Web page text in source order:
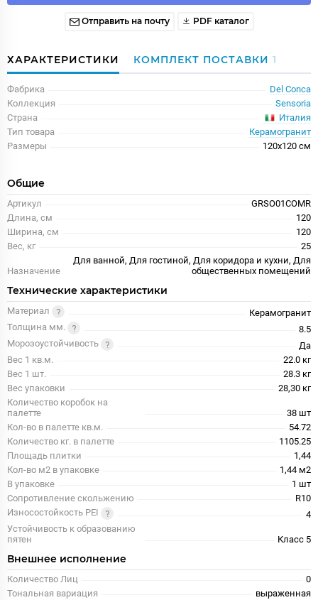
Отправить на почту PDF каталог
ХАРАКТЕРИСТИКИ КОМПЛЕКТ ПОСТАВКИ 1
Фабрика
Del Conca
Коллекция
Sensoria
Страна
Италия
Тип товара
Керамогранит
Размеры
120x120 см
Общие
Артикул
GRSO01COMR
Длина, см
120
Ширина, см
120
Вес, кг
25
Назначение
Для ванной, Для гостиной, Для коридора и кухни, Для
общественных помещений
Технические характеристики
Материал
Керамогранит
Толщина мм.
8.5
Морозоустойчивость
Да
Вес 1 кв.м.
22.0 кг
Вес 1 шт.
28.3 кг
Вес упаковки
28,30 кг
Количество коробок на
палетте
38 шт
Кол-во в палетте кв.м.
54.72
Количество кг. в палетте
1105.25
Площадь плитки
1,44
Кол-во м2 в упаковке
1,44 м2
В упаковке
1 шт
Сопротивление скольжению
R10
Износостойкость PEI
4
Устойчивость к образованию
пятен
Класс 5
Внешнее исполнение
Количество Лиц
0
Тональная вариация
выраженная